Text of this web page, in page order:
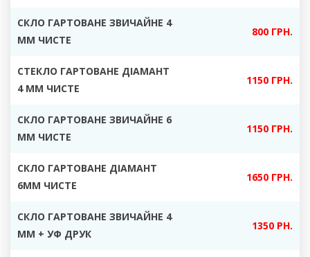
СКЛО ГАРТОВАНЕ ЗВИЧАЙНЕ 4
ММ ЧИСТЕ
800 ГРН.
СТЕКЛО ГАРТОВАНЕ ДІАМАНТ
4 ММ ЧИСТЕ
1150 ГРН.
СКЛО ГАРТОВАНЕ ЗВИЧАЙНЕ 6
ММ ЧИСТЕ
1150 ГРН.
СКЛО ГАРТОВАНЕ ДІАМАНТ
6ММ ЧИСТЕ
1650 ГРН.
СКЛО ГАРТОВАНЕ ЗВИЧАЙНЕ 4
ММ + УФ ДРУК
1350 РН.